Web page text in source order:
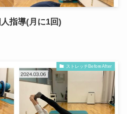
指導(月に1回)
ストレッチBeforeAfter